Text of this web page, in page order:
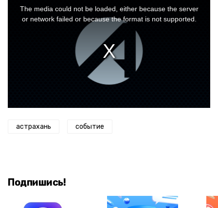
The media could not be loaded, either because the server
or network failed or because the format is not supported.
астрахань событие
Подпишись!